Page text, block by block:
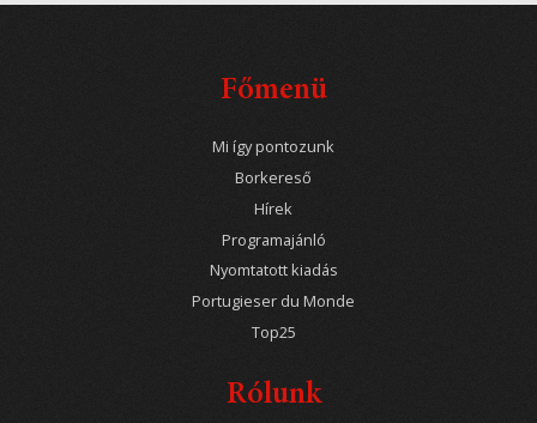
Főmenü
Mi így pontozunk
Borkereső
Hírek
Programajánló
Nyomtatott kiadás
Portugieser du Monde
Top25
Rólunk